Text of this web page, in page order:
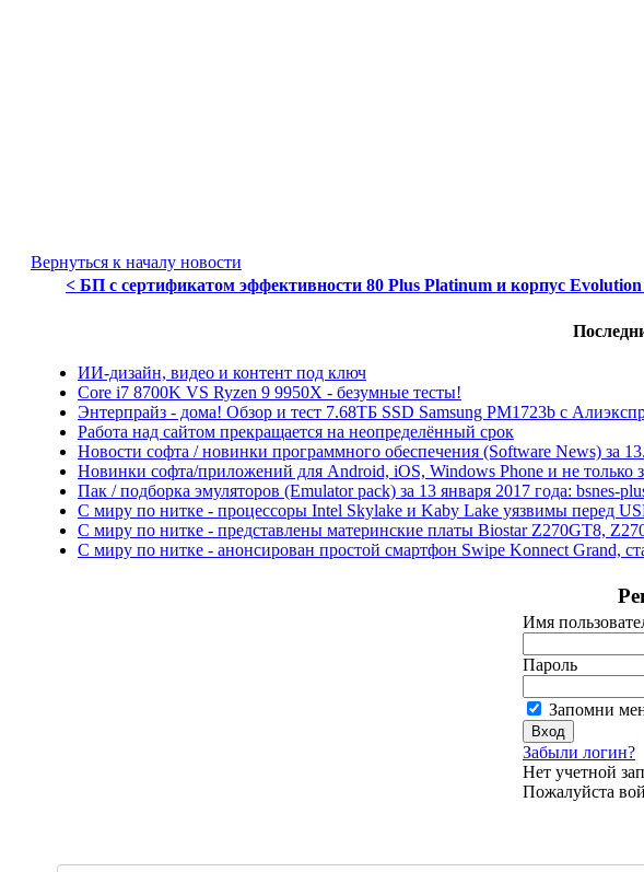
Вернуться к началу новости
< БП с сертификатом эффективности 80 Plus Platinum и корпус
ИИ-дизайн, видео и контент под ключ
Core i7 8700K VS Ryzen 9 9950X - безумные тесты!
Энтерпрайз - дома! Обзор и тест 7.68ТБ SSD Samsung PM1723b с
Работа над сайтом прекращается на неопределённый срок
Новости софта / новинки программного обеспечения (Software News) за
Новинки софта/приложений для Android, iOS, Windows Phone и не только
Пак / подборка эмуляторов (Emulator pack) за 13 января 2017 года:
С миру по нитке - процессоры Intel Skylake и Kaby Lake уязвимы перед
С миру по нитке - представлены материнские платы Biostar Z270GT8,
С миру по нитке - анонсирован простой смартфон Swipe Konnect Grand,
Имя
Пароль
Запомни
Забыли логин?
Нет учетной
Пожалуйста